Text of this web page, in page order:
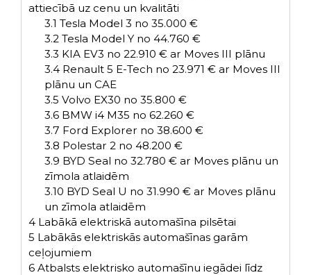
attiecībā uz cenu un kvalitāti
3.1 Tesla Model 3 no 35.000 €
3.2Tesla Model Y no 44.760 €
3.3 KIA EV3 no 22.910 € ar Moves III plānu
3.4Renault 5 E-Tech no 23.971 € ar Moves III
plānu un CAE
3.5 Volvo EX30 no 35.800 €
3.6BMW i4 M35 no 62.260 €
3.7 Ford Explorer no 38.600 €
3.8 Polestar 2 no 48.200 €
3.9 BYD Seal no 32.780 € ar Moves plānu un
zīmola atlaidēm
3.10 BYD Seal U no 31.990 € ar Moves plānu
un zīmola atlaidēm
4 Labākā elektriskā automašīna pilsētai
5 Labākās elektriskās automašīnas garām
ceļojumiem
6 Atbalsts elektrisko automašīnu iegādei līdz